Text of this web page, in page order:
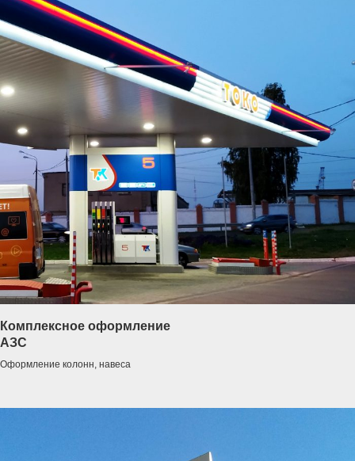
Комплексное оформление
АЗС
Оформление колонн, навеса